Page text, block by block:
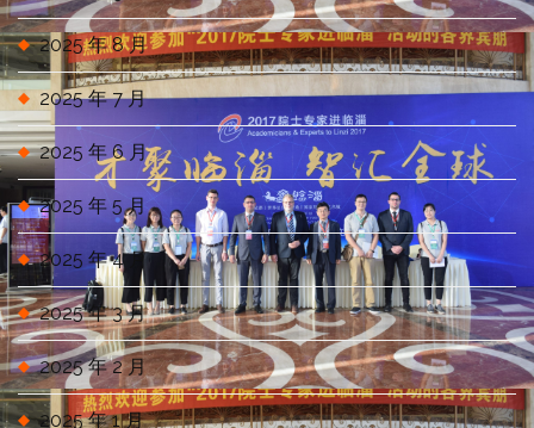
2025 年 8 月
2025 年 7 月
2025 年 6 月
2025 年 5 月
2025 年 4 月
2025 年 3 月
2025 年 2 月
2025 年 1 月